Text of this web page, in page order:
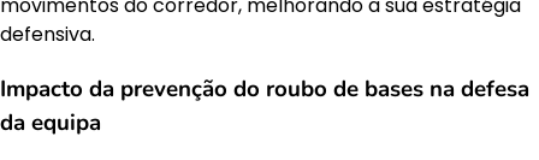
movimentos do corredor, melhorando a sua estratégia
defensiva.
Impacto da prevenção do roubo de bases na defesa
da equipa